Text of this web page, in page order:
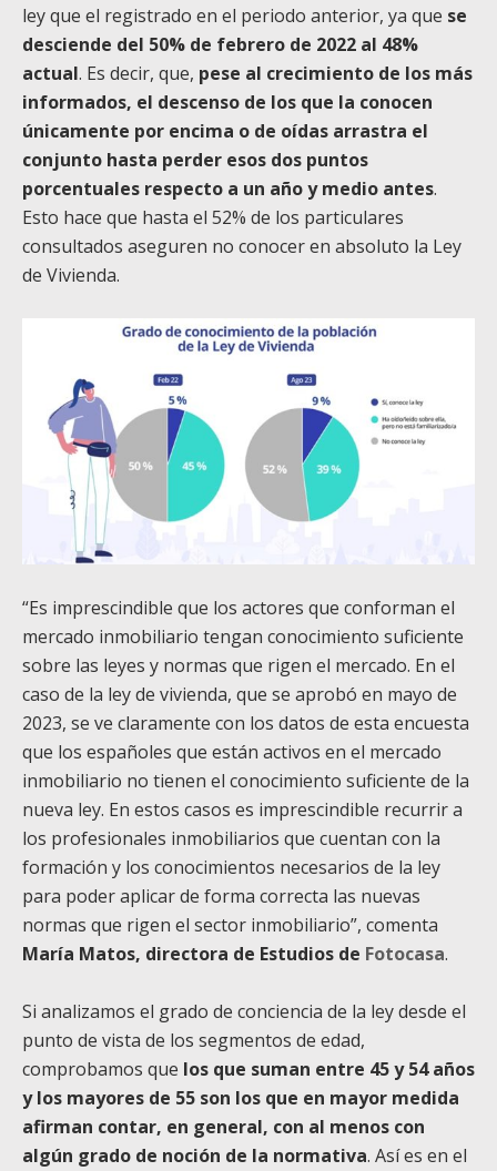
ley que el registrado en el periodo anterior, ya que se
desciende del 50% de febrero de 2022 al 48%
actual. Es decir, que, pese al crecimiento de los más
informados, el descenso de los que la conocen
únicamente por encima o de oídas arrastra el
conjunto hasta perder esos dos puntos
porcentuales respecto a un año y medio antes.
Esto hace que hasta el 52% de los particulares
consultados aseguren no conocer en absoluto la Ley
de Vivienda.
“Es imprescindible que los actores que conforman el
mercado inmobiliario tengan conocimiento suficiente
sobre las leyes y normas que rigen el mercado. En el
caso de la ley de vivienda, que se aprobó en mayo de
2023, se ve claramente con los datos de esta encuesta
que los españoles que están activos en el mercado
inmobiliario no tienen el conocimiento suficiente de la
nueva ley. En estos casos es imprescindible recurrir a
los profesionales inmobiliarios que cuentan con la
formación y los conocimientos necesarios de la ley
para poder aplicar de forma correcta las nuevas
normas que rigen el sector inmobiliario”, comenta
María Matos, directora de Estudios de Fotocasa.
Si analizamos el grado de conciencia de la ley desde el
punto de vista de los segmentos de edad,
comprobamos que los que suman entre 45 y 54 años
y los mayores de 55 son los que en mayor medida
afirman contar, en general, con al menos con
algún grado de noción de la normativa. Así es en el